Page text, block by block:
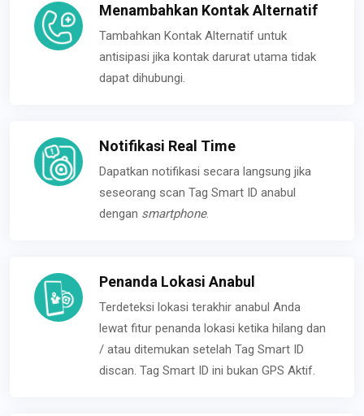
Menambahkan Kontak Alternatif
Tambahkan Kontak Alternatif untuk
antisipasi jika kontak darurat utama tidak
dapat dihubungi.
Notifikasi Real Time
Dapatkan notifikasi secara langsung jika
seseorang scan Tag Smart ID anabul
dengan smartphone.
Penanda Lokasi Anabul
Terdeteksi lokasi terakhir anabul Anda
lewat fitur penanda lokasi ketika hilang dan
/ atau ditemukan setelah Tag Smart ID
discan. Tag Smart ID ini bukan GPS Aktif.